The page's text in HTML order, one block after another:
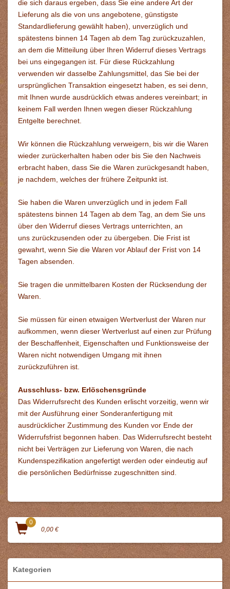
die sich daraus ergeben, dass Sie eine andere Art der
Lieferung als die von uns angebotene, günstigste
Standardlieferung gewählt haben), unverzüglich und
spätestens binnen 14 Tagen ab dem Tag zurückzuzahlen,
an dem die Mitteilung über Ihren Widerruf dieses Vertrags
bei uns eingegangen ist. Für diese Rückzahlung
verwenden wir dasselbe Zahlungsmittel, das Sie bei der
ursprünglichen Transaktion eingesetzt haben, es sei denn,
mit Ihnen wurde ausdrücklich etwas anderes vereinbart; in
keinem Fall werden Ihnen wegen dieser Rückzahlung
Entgelte berechnet.
Wir können die Rückzahlung verweigern, bis wir die Waren
wieder zurückerhalten haben oder bis Sie den Nachweis
erbracht haben, dass Sie die Waren zurückgesandt haben,
je nachdem, welches der frühere Zeitpunkt ist.
Sie haben die Waren unverzüglich und in jedem Fall
spätestens binnen 14 Tagen ab dem Tag, an dem Sie uns
über den Widerruf dieses Vertrags unterrichten, an
uns zurückzusenden oder zu übergeben. Die Frist ist
gewahrt, wenn Sie die Waren vor Ablauf der Frist von 14
Tagen absenden.
Sie tragen die unmittelbaren Kosten der Rücksendung der
Waren.
Sie müssen für einen etwaigen Wertverlust der Waren nur
aufkommen, wenn dieser Wertverlust auf einen zur Prüfung
der Beschaffenheit, Eigenschaften und Funktionsweise der
Waren nicht notwendigen Umgang mit ihnen
zurückzuführen ist.
Ausschluss- bzw. Erlöschensgründe
Das Widerrufsrecht des Kunden erlischt vorzeitig, wenn wir
mit der Ausführung einer Sonderanfertigung mit
ausdrücklicher Zustimmung des Kunden vor Ende der
Widerrufsfrist begonnen haben. Das Widerrufsrecht besteht
nicht bei Verträgen zur Lieferung von Waren, die nach
Kundenspezifikation angefertigt werden oder eindeutig auf
die persönlichen Bedürfnisse zugeschnitten sind.
0
0,00 €
Kategorien